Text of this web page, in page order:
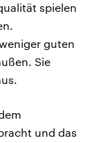
spielen
guten
Sie
und das